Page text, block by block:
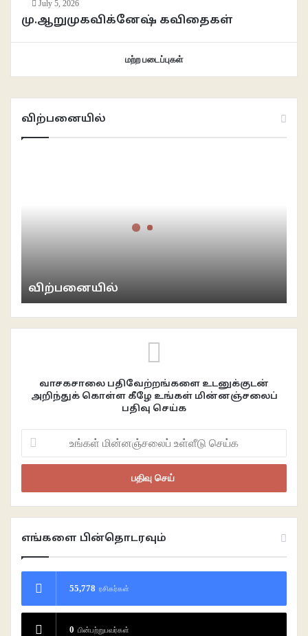
July 5, 2026
மு.ஆறுமுகவிக்னேஷ் கவிதைகள்
மற்ற படைப்புகள்
விற்பனையில்
விற்பனையில்
வாசகசாலை பதிவேற்றங்களை உடனுக்குடன்
அறிந்துக் கொள்ள கீழே உங்கள் மின்னஞ்சலைப்
பதிவு செய்க
மின்னஞ்சலைப்
உள்ளீடு
எங்களை பின்தொடரவும்
55,778 ரசிகர்கள்
0 பின்பற்றுபவர்கள்